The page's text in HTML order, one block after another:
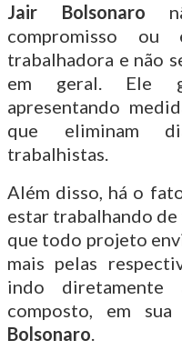
Jair Bolsonaro
compromisso ou
trabalhadora e não
em geral. Ele
apresentando
que eliminam
trabalhistas.
Além disso, há o
estar trabalhando
que todo projeto
mais pelas
indo diretamente
composto, em
Bolsonaro.